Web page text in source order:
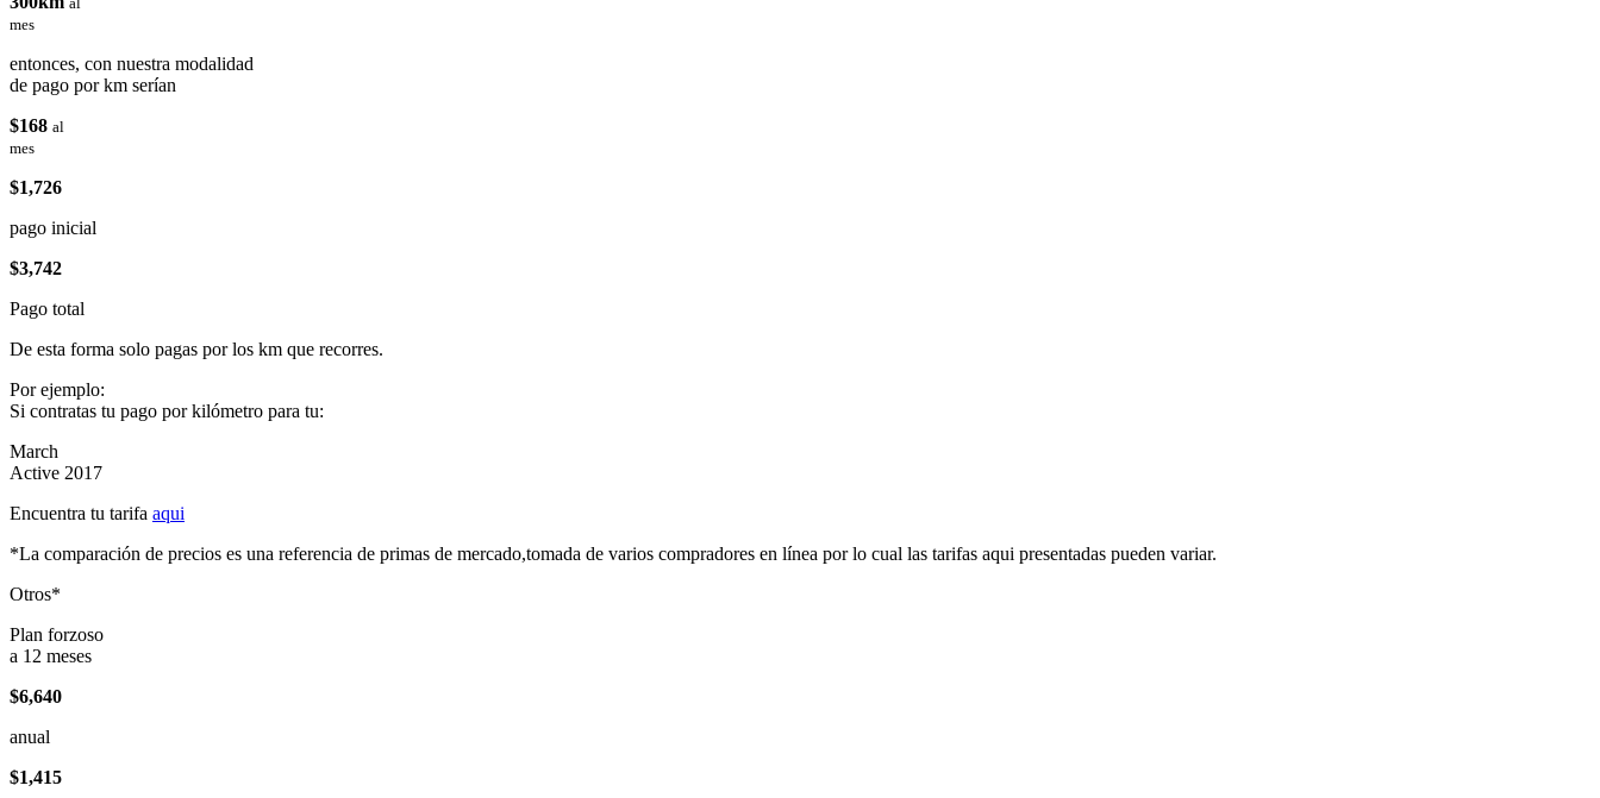
mes
entonces, con nuestra modalidad
de pago por km serían
$168 al
mes
$1,726
pago inicial
$3,742
Pago total
De esta forma solo pagas por los km que recorres.
Por ejemplo:
Si contratas tu pago por kilómetro para tu:
March
Active 2017
Encuentra tu tarifa aqui
*La comparación de precios es una referencia de primas de mercado,tomada de varios compradores en línea por lo cual las tarifas aqui presentadas pueden variar.
Otros*
Plan forzoso
a 12 meses
$6,640
anual
$1,415